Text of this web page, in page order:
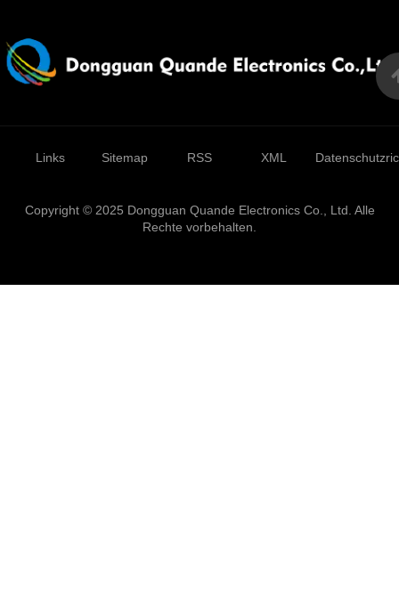
Links Sitemap RSS XML
Copyright © 2025 Dongguan Quande Electronics Co., Ltd. Alle
Rechte vorbehalten.